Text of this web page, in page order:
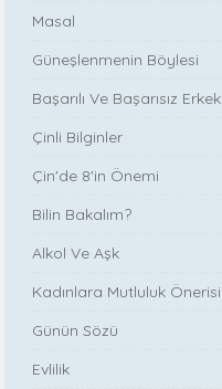
Masal
Güneşlenmenin Böylesi
Başarılı Ve Başarısız Erkek
Çinli Bilginler
Çin'de 8'in Önemi
Bilin Bakalım?
Alkol Ve Aşk
Kadınlara Mutluluk Önerisi
Günün Sözü
Evlilik